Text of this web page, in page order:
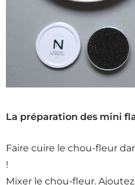
La préparation des mini
Faire cuire le chou-fleur
!
Mixer le chou-fleur.